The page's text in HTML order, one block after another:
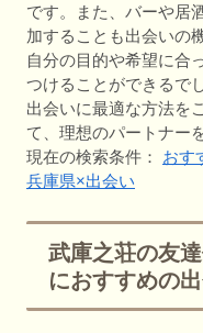
です。また、バーや居
加することも出会いの
自分の目的や希望に合
つけることができるで
出会いに最適な方法を
て、理想のパートナー
現在の検索条件： おす
兵庫県×出会い
武庫之荘の友
におすすめの